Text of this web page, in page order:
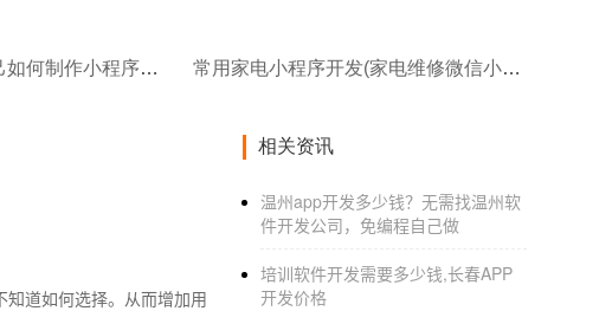
常熟小程序制作(自己如何制作小程序制作小程序关键有哪些) 常用家电小程序开发(家电维修微信小程序开发解决方案)
相关资讯
温州app开发多少钱？无需找温州软
件开发公司，免编程自己做
培训软件开发需要多少钱,长春APP
开发价格